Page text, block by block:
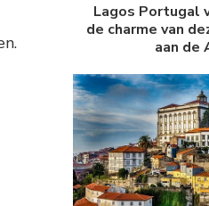
Lagos Portugal
de charme van
aan de